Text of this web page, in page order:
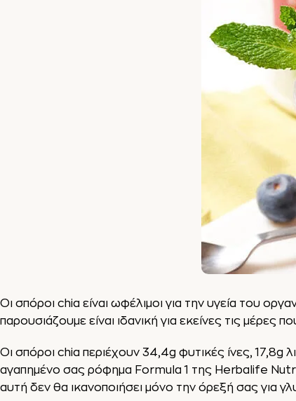
Οι σπόροι chia είναι ωφέλιμοι για την υγεία του
παρουσιάζουμε είναι ιδανική για εκείνες τις
Οι σπόροι chia περιέχουν 34,4g φυτικές ίνες,
αγαπημένο σας ρόφημα Formula 1 της Herbalife
αυτή δεν θα ικανοποιήσει μόνο την όρεξή σας για